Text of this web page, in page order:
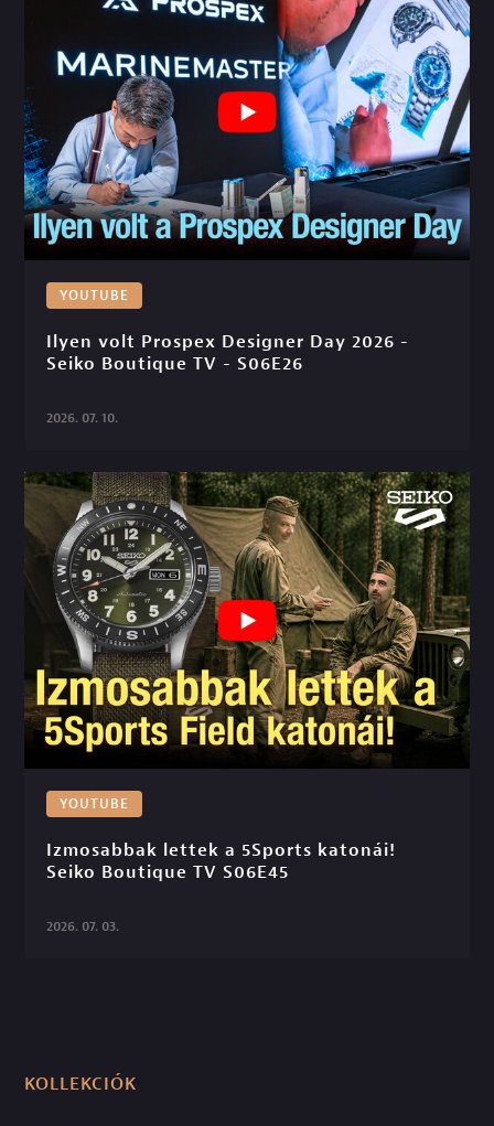
YOUTUBE
Ilyen volt Prospex Designer Day 2026 -
Seiko Boutique TV - S06E26
2026. 07. 10.
YOUTUBE
Izmosabbak lettek a 5Sports katonái!
Seiko Boutique TV S06E45
2026. 07. 03.
KOLLEKCIÓK